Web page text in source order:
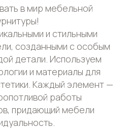
в мир мебельной
и стильными
созданными с особым
детали. Используем
и материалы для
Каждый элемент —
работы
придающий мебели